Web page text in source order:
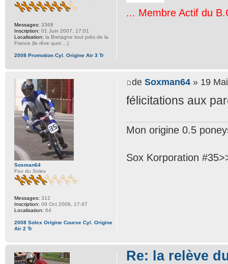
... Membre Actif du
Messages: 3368
Inscription: 01 Juin 2007, 17:01
Localisation: la Bretagne tout près de la
France (le rêve quoi ...)
2008 Promotion Cyl. Origine Air 3 Tr
de Soxman64 » 19
félicitations aux
Mon origine 0.5
Sox Korporation
Soxman64
Fou du Solex
Messages: 312
Inscription: 09 Oct 2006, 17:47
Localisation: 64
2008 Solex Origine Course Cyl. Origine
Air 2 Tr
Re: la relève